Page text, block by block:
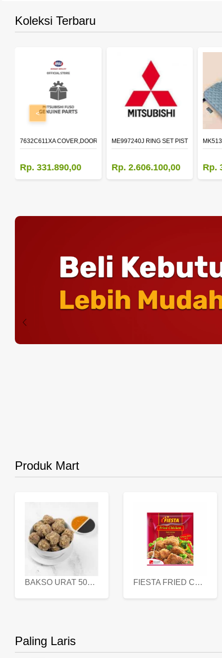
Koleksi Terbaru
7632C611XA COVER,DOOR MIRROR,OTR LH
Rp. 331.890,00
ME997240J RING SET PISTON STD
Rp. 2.606.100,00 Rp.
<
Produk Mart
BAKSO URAT 500 GR FIESTA FRIED CHICKEN 500 GR
Paling Laris